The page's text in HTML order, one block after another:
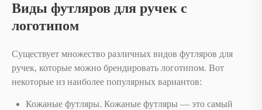
Виды футляров для ручек с
логотипом
Существует множество различных видов футляров для
ручек, которые можно брендировать логотипом. Вот
некоторые из наиболее популярных вариантов:
Кожаные футляры. Кожаные футляры — это самый